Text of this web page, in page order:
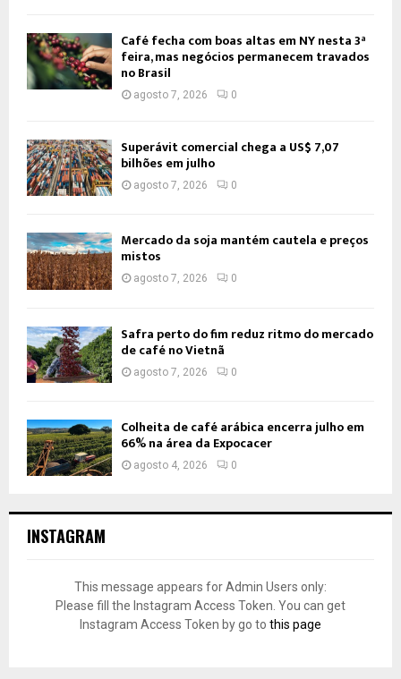
Café fecha com boas altas em NY nesta 3ª
feira, mas negócios permanecem travados
no Brasil
agosto 7, 2026 0
Superávit comercial chega a US$ 7,07
bilhões em julho
agosto 7, 2026 0
Mercado da soja mantém cautela e preços
mistos
agosto 7, 2026 0
Safra perto do fim reduz ritmo do mercado
de café no Vietnã
agosto 7, 2026 0
Colheita de café arábica encerra julho em
66% na área da Expocacer
agosto 4, 2026 0
INSTAGRAM
This message appears for Admin Users only:
Please fill the Instagram Access Token. You can get
Instagram Access Token by go to this page